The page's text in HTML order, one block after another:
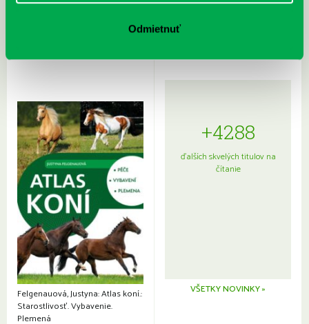
Odmietnuťjaponskou kuchyňou a etiketou
Felgenauová, Justyna: Atlas koní.:
Starostlivosť. Vybavenie.
Plemená
+4288
ďalších skvelých titulov na
čítanie
VŠETKY NOVINKY »